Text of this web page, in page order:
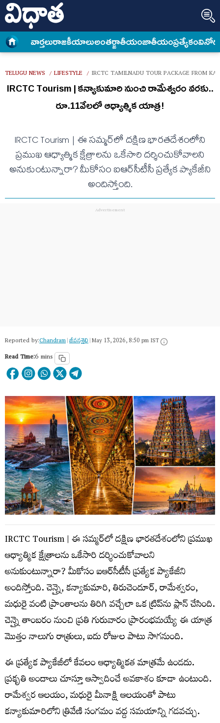
వార్త‌లురాజకీయాలుఅంత‌ర్జాతీయంజాతీయంప్రత్యేకం
TELUGU NEWS / LIFESTYLE / IRCTC TAMILNADU TOUR PACKAGE FROM
IRCTC Tourism | కన్యాకుమారి నుంచి రామేశ్వరం వరకు..
రూ.11వేలలో ఆధ్యాత్మిక యాత్ర!
IRCTC Tourism | ఈ సమ్మర్‌లో దక్షిణ భారతదేశంలోని
ప్రముఖ ఆధ్యాత్మిక క్షేత్రాలను ఒకేసారి దర్శించుకోవాలని
అనుకుంటున్నారా? మీకోసం ఐఆర్‌సీటీసీ ప్రత్యేక ప్యాకేజీని
అందిస్తోంది.
Reported by:Chandram|జీవనశైలి|May 13, 2026, 8:50 pm IST
Read Time:6 mins
IRCTC Tourism | ఈ సమ్మర్‌లో దక్షిణ భారతదేశంలోని ప్రముఖ
ఆధ్యాత్మిక క్షేత్రాలను ఒకేసారి దర్శించుకోవాలని
అనుకుంటున్నారా? మీకోసం ఐఆర్‌సీటీసీ ప్రత్యేక ప్యాకేజీని
అందిస్తోంది. చెన్నై, కన్యాకుమారి, తిరుచెందూర్, రామేశ్వరం,
మధురై వంటి ప్రాంతాలను తిరిగి వచ్చేలా ఒక ట్రిప్‌ను ప్లాన్ చేసింది.
చెన్నై తాంబరం నుంచి ప్రతి గురువారం ప్రారంభమయ్యే ఈ యాత్ర
మొత్తం నాలుగు రాత్రులు, ఐదు రోజుల పాటు సాగనుంది.
ఈ ప్రత్యేక ప్యాకేజీలో కేవలం ఆధ్యాత్మికత మాత్రమే ఉండదు.
ప్రకృతి అందాలు చూస్తూ ఆస్వాదించే అవకాశం కూడా ఉంటుంది.
రామేశ్వర ఆలయం, మధురై మీనాక్షి ఆలయంతో పాటు
కన్యాకుమారిలోని త్రివేణి సంగమం వద్ద సమయాన్ని గడవచ్చు.